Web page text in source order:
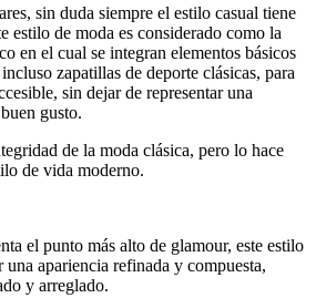
sin duda siempre el estilo casual tiene
estilo de moda es considerado como la
en el cual se integran elementos básicos
zapatillas de deporte clásicas, para
sin dejar de representar una
gusto.
de la moda clásica, pero lo hace
de vida moderno.
el punto más alto de glamour, este estilo
una apariencia refinada y compuesta,
y arreglado.